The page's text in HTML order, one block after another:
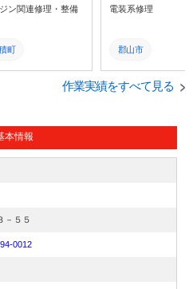
作業をいたしまし
れた高電圧を火花に
ガソリンに点火させ
です。
ン関連修理・整備
町
平対向エンジン
プレッサ
ニッションコイル
バッテリーあがりで
付け後ベルト調整を
電圧を測り正常なこ
確認して完了になり
電装系修理
郡山市
オルタネーター
作業実績をすべて見る
本情報
－５５
0012